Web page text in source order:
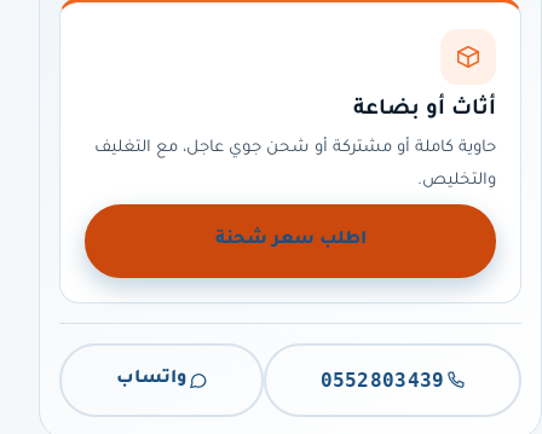
أثاث أو بضاعة
حاوية كاملة أو مشتركة أو شحن جوي عاجل، مع التغليف
والتخليص.
اطلب سعر شحنة
0552803439 واتساب